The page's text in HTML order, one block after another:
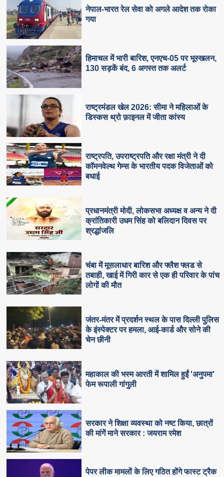
नेपाल-भारत रेल सेवा को अगले आदेश तक रोका
गया
हिमाचल में भारी बारिश, एनएच-05 पर भूस्खलन,
130 सड़कें बंद, 6 अगस्त तक अलर्ट
राष्ट्रमंडल खेल 2026: सीमा ने महिलाओं के
डिस्कस थ्रो फ़ाइनल में जीता कांस्य
राष्ट्रपति, उपराष्ट्रपति और रक्षा मंत्री ने दी
कॉमनवेल्थ गेम्स के भारतीय पदक विजेताओं को
बधाई
प्रधानमंत्री मोदी, लोकसभा अध्यक्ष व अन्य ने दी
क्रांतिकारी उधम सिंह को बलिदान दिवस पर
श्रद्धांजलि
चंबा में मूसलाधार बारिश और फ्लैश फ्लड से
तबाही, खाई में गिरी कार से एक ही परिवार के पांच
लोगों की मौत
जंतर-मंतर में प्रदर्शन स्थल के पास दिल्ली पुलिस
के इंस्पेक्टर पर हमला, आई-कार्ड और सोने की
चेन छीनी
महाकाल की भस्म आरती में शामिल हुईं 'अनुपमा'
फेम रूपाली गांगुली
सरकार ने शिक्षा व्यवस्था को नष्ट किया, छात्रों
की मांगें माने सरकार : जयराम रमेश
पेपर लीक मामलों के लिए गठित होंगे फास्ट ट्रैक